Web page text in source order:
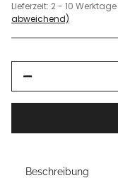
Lieferzeit: 2 - 10 Werktage
abweichend)
Beschreibung